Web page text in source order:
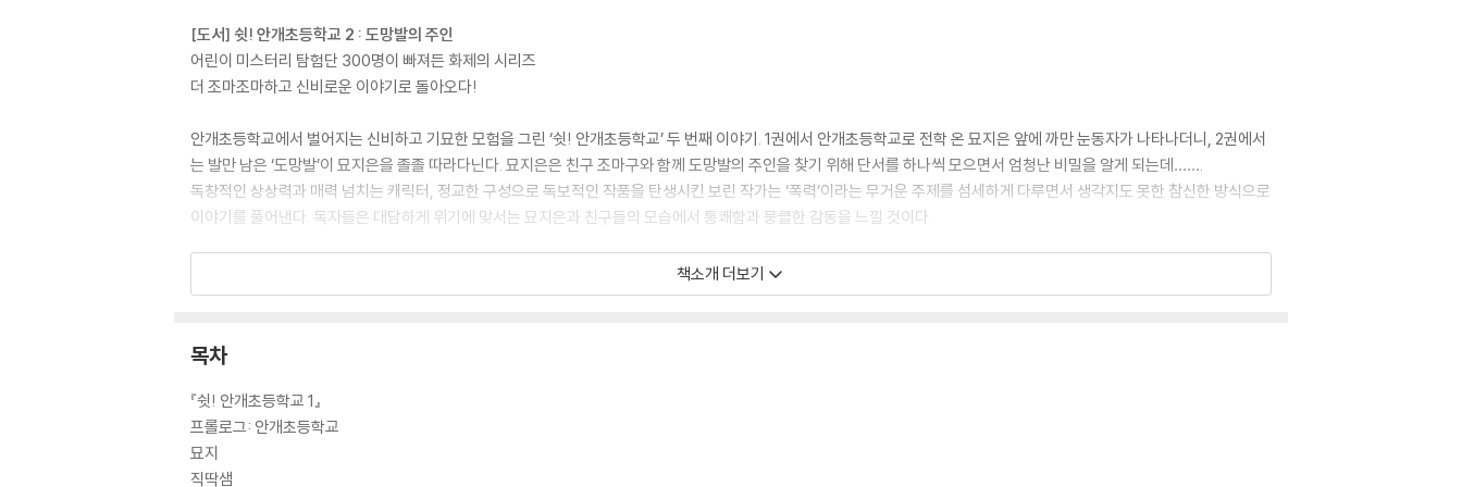
[도서] 쉿! 안개초등학교 2 : 도망발의 주인
어린이 미스터리 탐험단 300명이 빠져든 화제의 시리즈
더 조마조마하고 신비로운 이야기로 돌아오다!
안개초등학교에서 벌어지는 신비하고 기묘한 모험을 그린 ‘쉿! 안개초등학교’ 두 번째 이야기. 1권에서 안개초등학교로 전학 온 묘지은 앞에 까만 눈동자가 나타나더니, 2권에서
는 발만 남은 ‘도망발’이 묘지은을 졸졸 따라다닌다. 묘지은은 친구 조마구와 함께 도망발의 주인을 찾기 위해 단서를 하나씩 모으면서 엄청난 비밀을 알게 되는데…….
독창적인 상상력과 매력 넘치는 캐릭터, 정교한 구성으로 독보적인 작품을 탄생시킨 보린 작가는 ‘폭력’이라는 무거운 주제를 섬세하게 다루면서 생각지도 못한 참신한 방식으로
이야기를 풀어낸다. 독자들은 대담하게 위기에 맞서는 묘지은과 친구들의 모습에서 통쾌함과 뭉클한 감동을 느낄 것이다.
오싹하면서도 흥미진진한 미스터리 동화
에서 안개초등학교에 전학 온 묘지은은 수상한 아이 조마구와 친구가 되고, 2권에서는 발만 남은 ‘도망발’과 마주친다. 3권에서는 이상한 알에 아이들이 차례로 갇히는 상황에 놓
인다. 묘지은과 친구들은 힘을 합쳐 알에 갇힌 아이들을 구하기 위해 애쓴다. 독자들은 신비하고 기묘한 ‘쉿! 안개초등학교’ 시리즈에 담긴 묘지은과 친구들의 이야기를 통해 독서
의 즐거움과 함께 자신 앞에 놓인 문제를 헤쳐 나갈 용기를 얻을 것이다.
책소개 더보기
목차
『쉿! 안개초등학교 1』
프롤로그: 안개초등학교
묘지
직딱샘